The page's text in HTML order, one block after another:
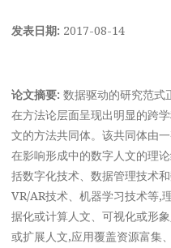
发表日期: 2017-08-14
论文摘要: 数据驱动的研究范式
在方法论层面呈现出明显的跨
文的方法共同体。该共同体由
在影响形成中的数字人文的理
括数字化技术、数据管理技术
VR/AR技术、机器学习技术等,
据化或计算人文、可视化或形
或扩展人文,应用覆盖资源富集